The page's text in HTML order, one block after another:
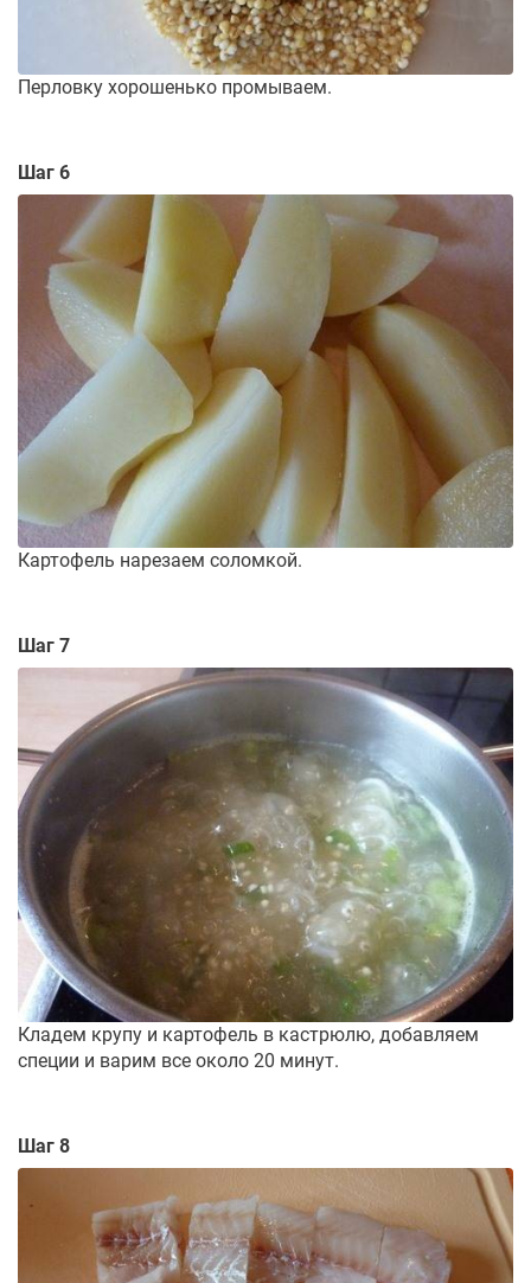
Перловку хорошенько промываем.
Шаг 6
Картофель нарезаем соломкой.
Шаг 7
Кладем крупу и картофель в кастрюлю, добавляем
специи и варим все около 20 минут.
Шаг 8